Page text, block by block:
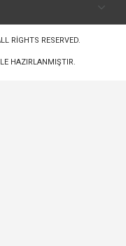
RIGHTS RESERVED.
HAZIRLANMIŞTIR.